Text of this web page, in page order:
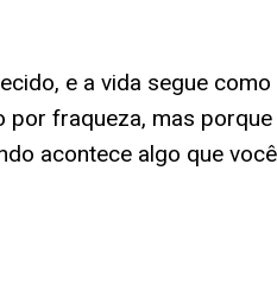
e a vida segue
por fraqueza, mas
acontece algo que